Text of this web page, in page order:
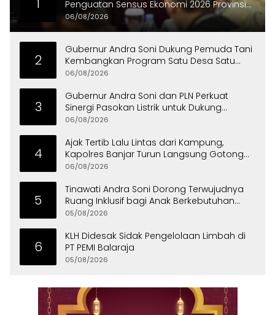
1
Penguatan Sensus Ekonomi 2026 Provinsi
Banten
06/08/2026
2
Gubernur Andra Soni Dukung Pemuda Tani
Kembangkan Program Satu Desa Satu
Hektare Jagung
06/08/2026
3
Gubernur Andra Soni dan PLN Perkuat
Sinergi Pasokan Listrik untuk Dukung
Investasi
06/08/2026
4
Ajak Tertib Lalu Lintas dari Kampung,
Kapolres Banjar Turun Langsung Gotong
Royong Bersama Warga
06/08/2026
5
Tinawati Andra Soni Dorong Terwujudnya
Ruang Inklusif bagi Anak Berkebutuhan
Khusus
05/08/2026
6
KLH Didesak Sidak Pengelolaan Limbah di
PT PEMI Balaraja
05/08/2026